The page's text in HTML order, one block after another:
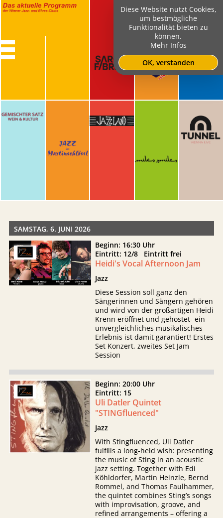
SAMSTAG, 6. JUNI 2026
Beginn: 16:30 Uhr
Eintritt: 12/8 Eintritt frei
Heidi's Vocal Afternoon Jam
Jazz
Diese Session soll ganz den
Sängerinnen und Sängern gehören
und wird von der großartigen Heidi
Krenn eröffnet und gehostet- ein
unvergleichliches musikalisches
Erlebnis ist damit garantiert! Erstes
Set Konzert, zweites Set Jam
Session
Beginn: 20:00 Uhr
Eintritt: 15
Uli Datler Quintet
"STINGfluenced"
Jazz
With Stingfluenced, Uli Datler
fulfills a long-held wish: presenting
the music of Sting in an acoustic
jazz setting. Together with Edi
Köhldorfer, Martin Heinzle, Bernd
Rommel, and Thomas Faulhammer,
the quintet combines Sting’s songs
with improvisation, groove, and
refined arrangements – offering a
Diese Website nutzt Cookies,
um bestmögliche
Funktionalität bieten zu
können.
Mehr Infos
OK, verstanden